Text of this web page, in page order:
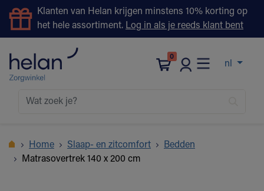
Klanten van Helan krijgen minstens 10% korting op
het hele assortiment. Log in als je reeds klant bent
0
nl
Home Slaap- en zitcomfort
Bedden
Matrasovertrek 140 x 200 cm